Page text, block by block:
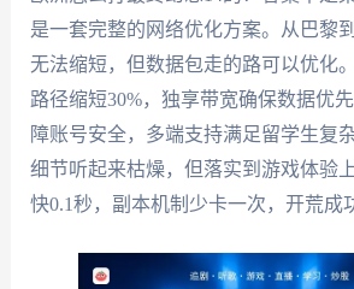
是一套完整的网络优化方案。从巴黎
无法缩短，但数据包走的路可以优化
路径缩短30%，独享带宽确保数据优
障账号安全，多端支持满足留学生复
细节听起来枯燥，但落实到游戏体验
快0.1秒，副本机制少卡一次，开荒成